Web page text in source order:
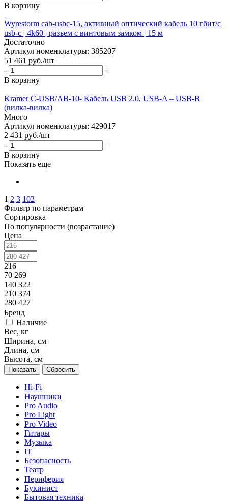
В корзину
Wyrestorm cab-usbc-15, активный оптический кабель 10 гбит/с
usb-c | 4k60 | разъем с винтовым замком | 15 м
Достаточно
Артикул номенклатуры: 385207
51 461 руб./шт
-
+
В корзину
Kramer C-USB/AB-10- Кабель USB 2.0, USB-A – USB-B
(вилка-вилка)
Много
Артикул номенклатуры: 429017
2 431 руб./шт
-
+
В корзину
Показать еще
1 2 3 102
Фильтр по параметрам
Сортировка
По популярности (возрастание)
Цена
216
70 269
140 322
210 374
280 427
Бренд
Наличие
Вес, кг
Ширина, см
Длина, см
Высота, см
Сбросить
Hi-Fi
Наушники
Pro Audio
Pro Light
Pro Video
Гитары
Музыка
IT
Безопасность
Театр
Периферия
Букинист
Бытовая техника